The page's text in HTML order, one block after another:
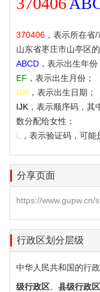
370406 ，表示所在
山东省枣庄市山亭区
ABCD ，表示出生年份
EF ，表示出生月份；
GH ，表示出生日期；
IJK ，表示顺序码，
数分配给女性；
L
，表示验证码，可能
分享页面
https://www.gupw.cn/
行政区划分层级
中华人民共和国的行
级行政区
县级行政区